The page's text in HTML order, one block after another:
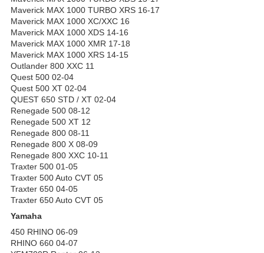
Maverick MAX 1000 TURBO XRS 16-17
Maverick MAX 1000 XC/XXC 16
Maverick MAX 1000 XDS 14-16
Maverick MAX 1000 XMR 17-18
Maverick MAX 1000 XRS 14-15
Outlander 800 XXC 11
Quest 500 02-04
Quest 500 XT 02-04
QUEST 650 STD / XT 02-04
Renegade 500 08-12
Renegade 500 XT 12
Renegade 800 08-11
Renegade 800 X 08-09
Renegade 800 XXC 10-11
Traxter 500 01-05
Traxter 500 Auto CVT 05
Traxter 650 04-05
Traxter 650 Auto CVT 05
Yamaha
450 RHINO 06-09
RHINO 660 04-07